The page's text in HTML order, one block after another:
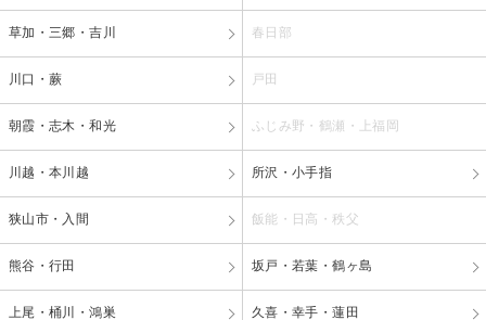
草加・三郷・吉川 春日部
川口・蕨 戸田
朝霞・志木・和光 ふじみ野・鶴瀬・上福岡
川越・本川越 所沢・小手指
狭山市・入間 飯能・日高・秩父
熊谷・行田 坂戸・若葉・鶴ヶ島
上尾・桶川・鴻巣 久喜・幸手・蓮田